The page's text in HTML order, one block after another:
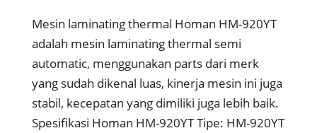
Mesin laminating thermal Homan HM-920YT
adalah mesin laminating thermal semi
automatic, menggunakan parts dari merk
yang sudah dikenal luas, kinerja mesin ini juga
stabil, kecepatan yang dimiliki juga lebih baik.
Spesifikasi Homan HM-920YT Tipe: HM-920YT